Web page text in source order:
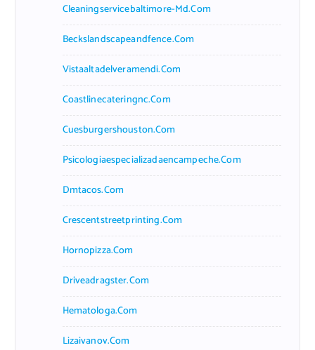
Cleaningservicebaltimore-Md.com
Beckslandscapeandfence.com
Vistaaltadelveramendi.com
Coastlinecateringnc.com
Cuesburgershouston.com
Psicologiaespecializadaencampeche.com
Dmtacos.com
Crescentstreetprinting.com
Hornopizza.com
Driveadragster.com
Hematologa.com
Lizaivanov.com